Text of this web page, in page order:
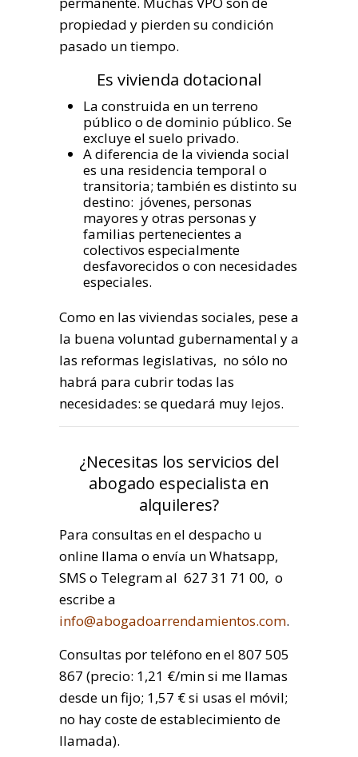
propiedad y pierden su condición
pasado un tiempo.
Es vivienda dotacional
La construida en un terreno
público o de dominio público. Se
excluye el suelo privado.
A diferencia de la vivienda social
es una residencia temporal o
transitoria; también es distinto su
destino: jóvenes, personas
mayores y otras personas y
familias pertenecientes a
colectivos especialmente
desfavorecidos o con necesidades
especiales.
Como en las viviendas sociales, pese a
la buena voluntad gubernamental y a
las reformas legislativas, no sólo no
habrá para cubrir todas las
necesidades: se quedará muy lejos.
¿Necesitas los servicios del
abogado especialista en
alquileres?
Para consultas en el despacho u
online llama o envía un Whatsapp,
SMS o Telegram al 627 31 71 00, o
escribe a
info@abogadoarrendamientos.com.
Consultas por teléfono en el 807 505
867 (precio: 1,21 €/min si me llamas
desde un fijo; 1,57 € si usas el móvil;
no hay coste de establecimiento de
llamada).